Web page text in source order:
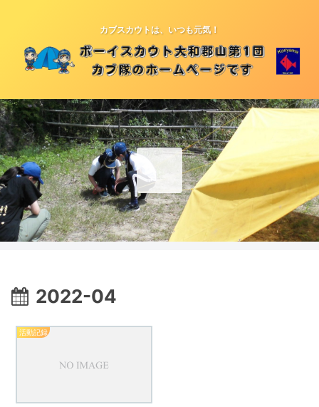
カブスカウトは、いつも元気！
2022-04
活動記録